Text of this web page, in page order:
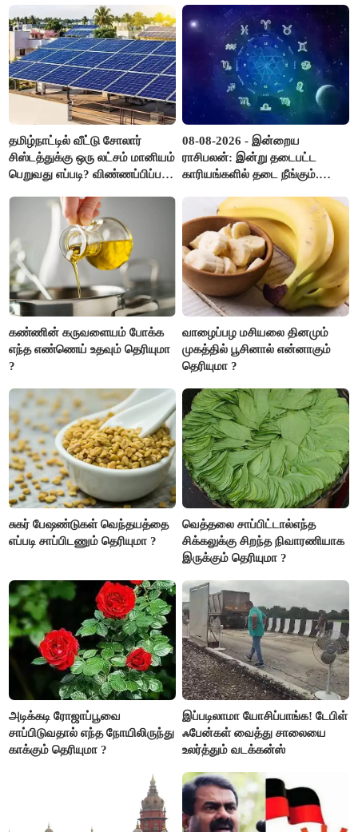
தமிழ்நாட்டில் வீட்டு சோலார்
சிஸ்டத்துக்கு ஒரு லட்சம் மானியம்
பெறுவது எப்படி? விண்ணப்பிப்பது
08-08-2026 - இன்றைய
ராசிபலன்: இன்று தடைபட்ட
காரியங்களில் தடை நீங்கும்.
இருக்கும். ஆன்மீக எண்ணம்
அதிகரிக்கும்..!
கண்ணின் கருவளையம் போக்க
எந்த எண்ணெய் உதவும் தெரியுமா
?
வாழைப்பழ மசியலை தினமும்
முகத்தில் பூசினால் என்னாகும்
தெரியுமா ?
சுகர் பேஷண்டுகள் வெந்தயத்தை
எப்படி சாப்பிடணும் தெரியுமா ?
வெத்தலை சாப்பிட்டால்எந்த
சிக்கலுக்கு சிறந்த நிவாரணியாக
இருக்கும் தெரியுமா ?
அடிக்கடி ரோஜாப்பூவை
சாப்பிடுவதால் எந்த நோயிலிருந்து
காக்கும் தெரியுமா ?
இப்படிலாமா யோசிப்பாங்க! டேபிள்
ஃபேன்கள் வைத்து சாலையை
உலர்த்தும் வடக்கன்ஸ்